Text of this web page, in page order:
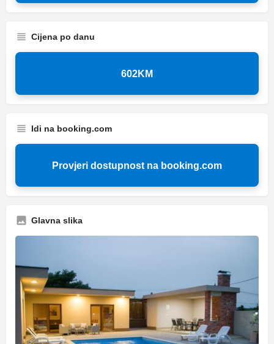
Cijena po danu
602KM
Idi na booking.com
Provjeri dostupnost na booking.com
Glavna slika